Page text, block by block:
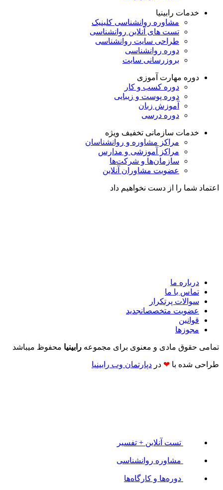
خدمات رابینیا
مشاوره روانشناسی کلینیک
تست های آنلاین روانشناسی
طراحی سایت روانشناسی
دوره روانشناسی
بروزرسانی سایت
دوره مهارت آموزی
دوره کسب و کار
دوره پوست و زیبایی
آموزش زبان
دوره درسی
خدمات سازمانی تخفیف ویژه
مراکز مشاوره و روانشناسان
مراکز آموزشی و مدارس
سازمان‌ها و شرکت‌ها
عضویت مشاوران آنلاین
اعتماد شما را از دست نخواهیم داد
درباره ما
تماس با ما
سوالات پرتکرار
عضویت متخصصانجدید
قوانین
مجوزها
تمامی حقوق مادی و معنوی برای مجموعه رابینیا محفوظ میباشد
طراحی شده با ❤ در دپارتمان وب رابینیا​​
تست آنلاین + تفسیر
مشاوره روانشناسی
دوره‌ها و کارگاه‌ها